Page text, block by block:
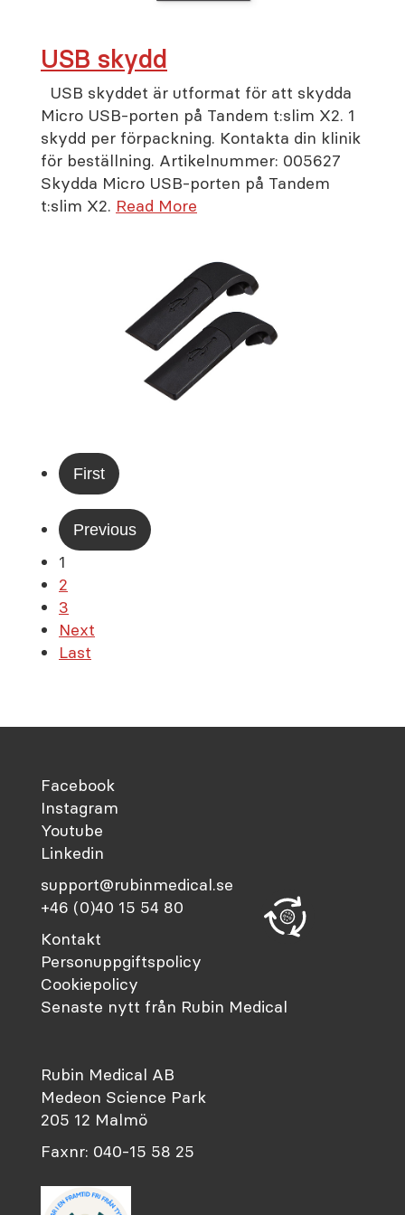
USB skydd
USB skyddet är utformat för att skydda
Micro USB-porten på Tandem t:slim X2. 1
skydd per förpackning. Kontakta din klinik
för beställning. Artikelnummer: 005627
Skydda Micro USB-porten på Tandem
t:slim X2. Read More
First
Previous
1
2
3
Next
Last
Facebook
Instagram
Youtube
Linkedin
support@rubinmedical.se
+46 (0)40 15 54 80
Rubin Medical AB
Medeon Science Park
205 12 Malmö
Faxnr: 040-15 58 25
Kontakt
Personuppgiftspolicy
Cookiepolicy
Senaste nytt från Rubin Medical